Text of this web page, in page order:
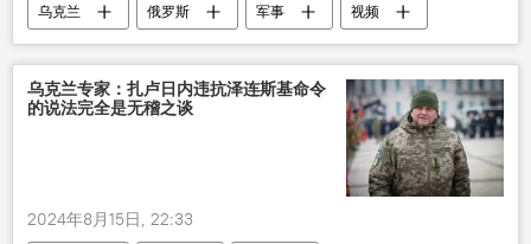
乌克兰 俄罗斯 军事
视频
多媒体
乌克兰专家：扎卢日内违抗泽连斯基命令
的说法完全是无稽之谈
2024年8月15日, 22:33